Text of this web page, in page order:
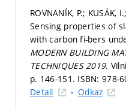
ROVNANÍK, P.; KUSÁK,
Sensing properties of
with carbon fi-bers
MODERN BUILDING
TECHNIQUES 2019.
p. 146-151. ISBN: 978-
Detail
Odkaz